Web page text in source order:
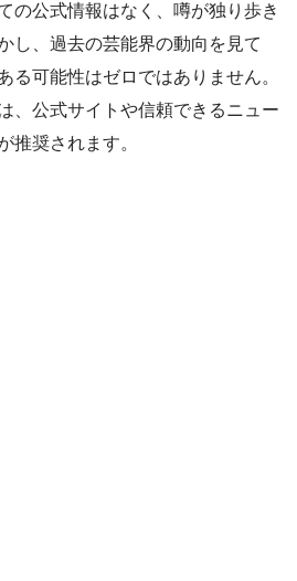
の公式情報はなく、噂が独り歩き
し、過去の芸能界の動向を見て
る可能性はゼロではありません。
、公式サイトや信頼できるニュー
推奨されます。